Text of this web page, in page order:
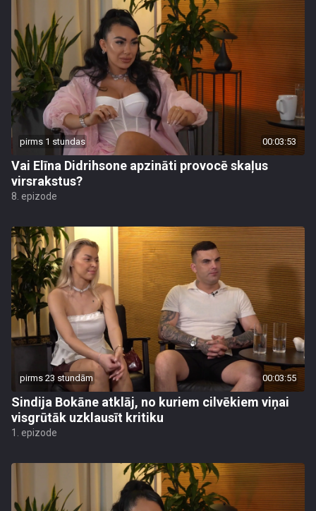
pirms 1 stundas 00:03:53
Vai Elīna Didrihsone apzināti provocē skaļus
virsrakstus?
8. epizode
pirms 23 stundām 00:03:55
Sindija Bokāne atklāj, no kuriem cilvēkiem viņai
visgrūtāk uzklausīt kritiku
1. epizode